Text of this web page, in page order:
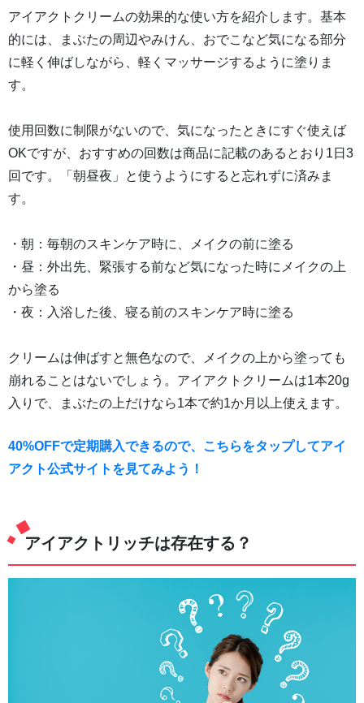
アイアクトクリームの効果的な使い方を紹介します。基本
的には、まぶたの周辺やみけん、おでこなど気になる部分
に軽く伸ばしながら、軽くマッサージするように塗りま
す。
使用回数に制限がないので、気になったときにすぐ使えば
OKですが、おすすめの回数は商品に記載のあるとおり1日3
回です。「朝昼夜」と使うようにすると忘れずに済みま
す。
・朝：毎朝のスキンケア時に、メイクの前に塗る
・昼：外出先、緊張する前など気になった時にメイクの上
から塗る
・夜：入浴した後、寝る前のスキンケア時に塗る
クリームは伸ばすと無色なので、メイクの上から塗っても
崩れることはないでしょう。アイアクトクリームは1本20g
入りで、まぶたの上だけなら1本で約1か月以上使えます。
40%OFFで定期購入できるので、こちらをタップしてアイ
アクト公式サイトを見てみよう！
アイアクトリッチは存在する？